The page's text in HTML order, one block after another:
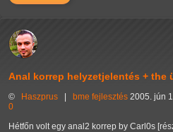
Anal korrep helyzetjelentés + the
© Haszprus | bme fejlesztés 2005. jún
0
Hétfőn volt egy anal2 korrep by Carl0s